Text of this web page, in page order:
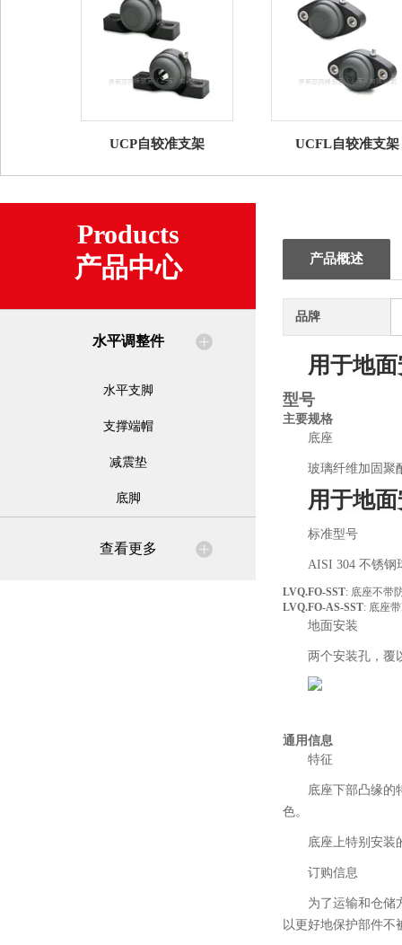
UCP自较准支架 UCFL自较准支架
Products
产品中心
水平调整件
水平支脚
支撑端帽
减震垫
底脚
查看更多
产品概述
品牌
用于地
型号
主要规格
底座
玻璃纤维加固聚
用于地
标准型号
AISI 304 不锈钢
LVQ.FO-SST: 底座不带
LVQ.FO-AS-SST: 底座
地面安装
两个安装孔，覆
通用信息
特征
底座下部凸缘的
色。
底座上特别安装
订购信息
为了运输和仓储
以更好地保护部件不